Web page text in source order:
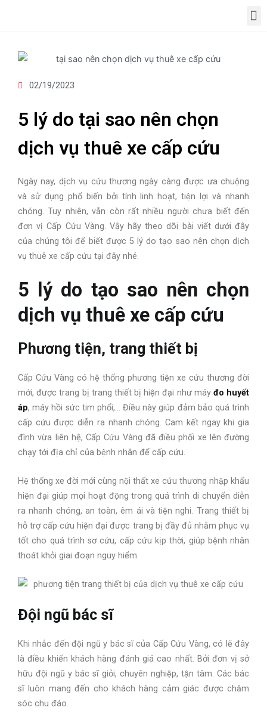
02/19/2023
5 lý do tại sao nên chọn
dịch vụ thuê xe cấp cứu
Ngày nay, dịch vụ cứu thương ngày càng được ưa chuộng
và sử dụng phổ biến bởi tính linh hoạt, tiện lợi và nhanh
chóng. Tuy nhiên, vẫn còn rất nhiều người chưa biết đến
đơn vị Cấp Cứu Vàng. Vậy hãy theo dõi bài viết dưới đây
của chúng tôi để biết được 5 lý do tạo sao nên chọn dịch
vụ thuê xe cấp cứu tại đây nhé.
5 lý do tạo sao nên chọn
dịch vụ thuê xe cấp cứu
Phương tiện, trang thiết bị
Cấp Cứu Vàng có hệ thống phương tiện xe cứu thương đời
mới, được trang bị trang thiết bị hiện đại như máy đo huyết
áp, máy hồi sức tim phổi,… Điều này giúp đảm bảo quá trình
cấp cứu được diễn ra nhanh chóng. Cam kết ngay khi gia
đình vừa liên hệ, Cấp Cứu Vàng đã điều phối xe lên đường
chạy tới địa chỉ của bệnh nhân để cấp cứu.
Hệ thống xe đời mới cùng nội thất xe cứu thương nhập khẩu
hiện đại giúp mọi hoạt động trong quá trình di chuyển diễn
ra nhanh chóng, an toàn, êm ái và tiện nghi. Trang thiết bị
hỗ trợ cấp cứu hiện đại được trang bị đầy đủ nhằm phục vụ
tốt cho quá trình sơ cứu, cấp cứu kịp thời, giúp bệnh nhân
thoát khỏi giai đoạn nguy hiểm.
Đội ngũ bác sĩ
Khi nhắc đến đội ngũ y bác sĩ của Cấp Cứu Vàng, có lẽ đây
là điều khiến khách hàng đánh giá cao nhất. Bởi đơn vị sở
hữu đội ngũ y bác sĩ giỏi, chuyên nghiệp, tận tâm. Các bác
sĩ luôn mang đến cho khách hàng cảm giác được chăm
sóc chu đáo.